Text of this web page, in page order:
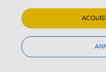
MAJESTIC - SVE